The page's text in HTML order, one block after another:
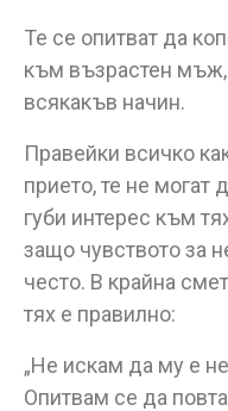
Те се опитват да
към възрастен мъж,
всякакъв начин.
Правейки всичко
прието, те не могат
губи интерес към
защо чувството за
често. В крайна
тях е правилно:
„Не искам да му е
Опитвам се да